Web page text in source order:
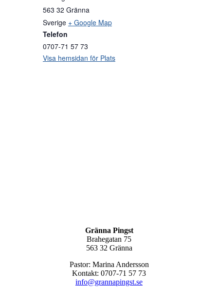
563 32 Gränna
Sverige + Google Map
Telefon
0707-71 57 73
Visa hemsidan för Plats
Gränna Pingst
Brahegatan 75
563 32 Gränna
Pastor: Marina Andersson
Kontakt: 0707-71 57 73
info@grannapingst.se